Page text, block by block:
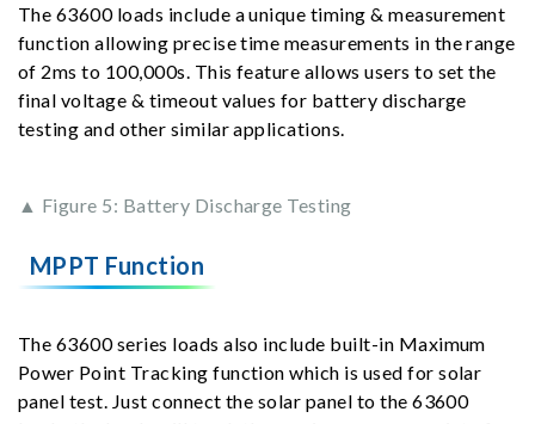
The 63600 loads include a unique timing & measurement
function allowing precise time measurements in the range
of 2ms to 100,000s. This feature allows users to set the
final voltage & timeout values for battery discharge
testing and other similar applications.
▲ Figure 5: Battery Discharge Testing
MPPT Function
The 63600 series loads also include built-in Maximum
Power Point Tracking function which is used for solar
panel test. Just connect the solar panel to the 63600